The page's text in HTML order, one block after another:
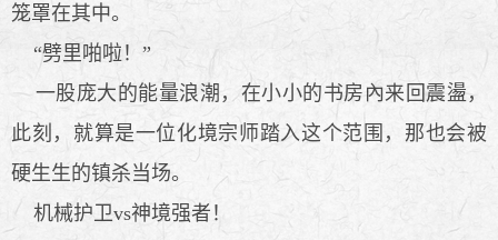
笼罩在其中。
“劈里啪啦！”
一股庞大的能量浪潮，在小小的书房內来回震盪，
此刻，就算是一位化境宗师踏入这个范围，那也会被
硬生生的镇杀当场。
机械护卫vs神境强者！